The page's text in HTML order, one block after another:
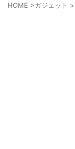
HOME >ガジェット >